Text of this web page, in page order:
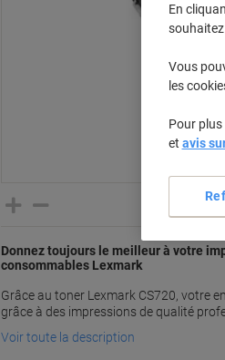
Donnez toujours le meilleur à votre
consommables Lexmark
Grâce au toner Lexmark CS720, votre
grâce à des impressions de qualité
Voir toute la description
En
Vous
les
Pour
et avis